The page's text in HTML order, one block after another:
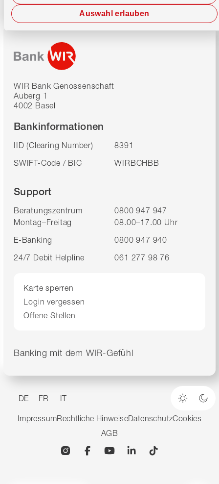
Auswahl erlauben
WIR Bank Genossenschaft
Auberg 1
4002 Basel
Bankinformationen
IID (Clearing Number)
8391
SWIFT-Code / BIC
WIRBCHBB
Support
Beratungszentrum
0800 947 947
Montag–Freitag
08.00–17.00 Uhr
E-Banking
0800 947 940
24/7 Debit Helpline
061 277 98 76
Karte sperren
Login vergessen
Offene Stellen
Banking mit dem WIR-Gefühl
DE FR IT
Heller
ImpressumRechtliche HinweiseDatenschutzCookies
AGB
InstagramFacebookYouTubeLinkedin